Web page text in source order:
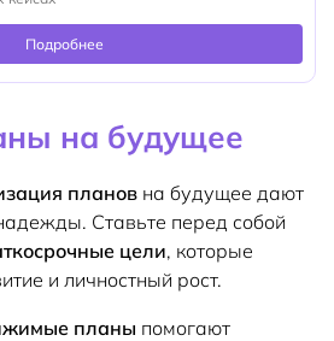
Подробнее
на будущее
планов на будущее дают
Ставьте перед собой
цели, которые
и личностный рост.
планы помогают